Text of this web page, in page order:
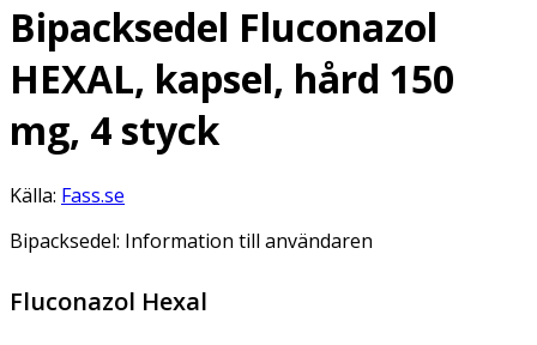
Bipacksedel Fluconazol
HEXAL, kapsel, hård 150
mg, 4 styck
Källa: Fass.se
Bipacksedel: Information till användaren
Fluconazol Hexal